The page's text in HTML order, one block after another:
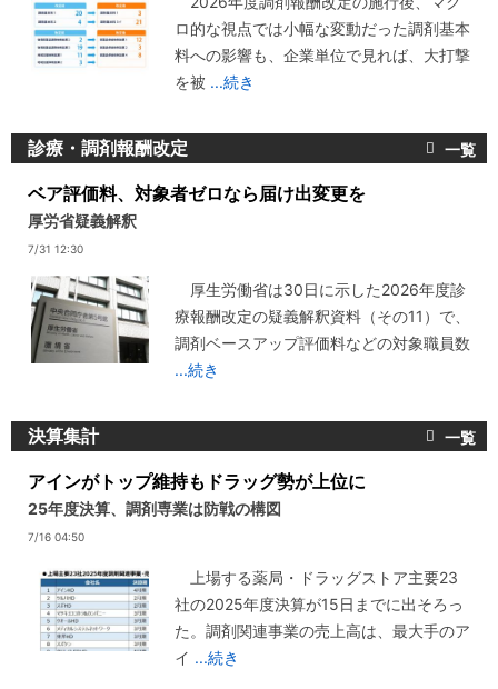
ロ的な視点では小幅な変動だった調剤基本
料への影響も、企業単位で見れば、大打撃
を被 ...続き
診療・調剤報酬改定
ベア評価料、対象者ゼロなら届け出変更を
厚労省疑義解釈
7/31 12:30
厚生労働省は30日に示した2026年度診
療報酬改定の疑義解釈資料（その11）で、
調剤ベースアップ評価料などの対象職員数
...続き
決算集計
アインがトップ維持もドラッグ勢が上位に
25年度決算、調剤専業は防戦の構図
7/16 04:50
上場する薬局・ドラッグストア主要23
社の2025年度決算が15日までに出そろっ
た。調剤関連事業の売上高は、最大手のア
イ ...続き